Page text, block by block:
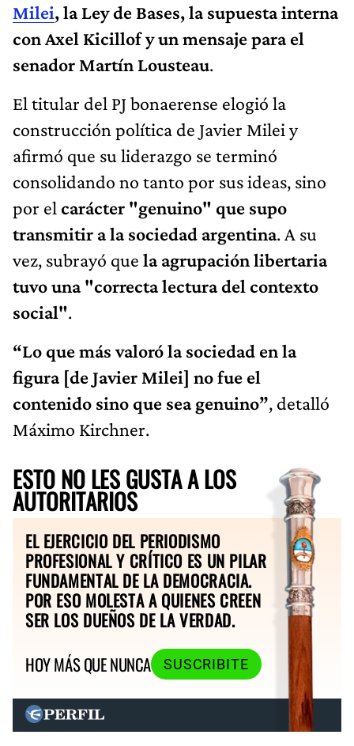
Milei, la Ley de Bases, la supuesta interna
con Axel Kicillof y un mensaje para el
senador Martín Lousteau.
El titular del PJ bonaerense elogió la
construcción política de Javier Milei y
afirmó que su liderazgo se terminó
consolidando no tanto por sus ideas, sino
por el carácter "genuino" que supo
transmitir a la sociedad argentina. A su
vez, subrayó que la agrupación libertaria
tuvo una "correcta lectura del contexto
social".
“Lo que más valoró la sociedad en la
figura [de Javier Milei] no fue el
contenido sino que sea genuino”, detalló
Máximo Kirchner.
ESTO NO LES GUSTA A LOS
AUTORITARIOS
EL EJERCICIO DEL PERIODISMO
PROFESIONAL Y CRÍTICO ES UN PILAR
FUNDAMENTAL DE LA DEMOCRACIA.
POR ESO MOLESTA A QUIENES CREEN
SER LOS DUEÑOS DE LA VERDAD.
HOY MÁS QUE NUNCA
SUSCRIBITE